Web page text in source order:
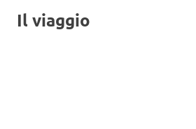
Il viaggio